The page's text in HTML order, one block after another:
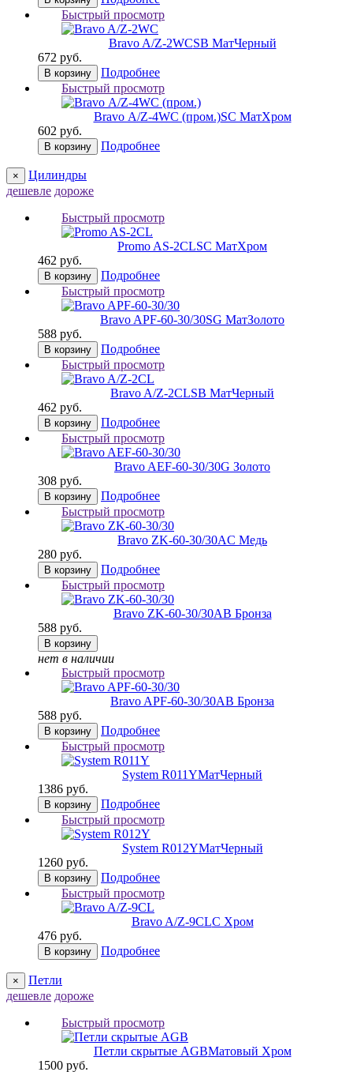
Быстрый просмотр
Bravo A/Z-2WCSB МатЧерный
672 руб.
В корзину
Подробнее
Быстрый просмотр
Bravo А/Z-4WC (пром.)SC МатХром
602 руб.
В корзину Подробнее
×
Цилиндры
дешевле дороже
Быстрый просмотр
Promo AS-2CLSC МатХром
462 руб.
В корзину
Подробнее
Быстрый просмотр
Bravo AРF-60-30/30SG МатЗолото
588 руб.
В корзину
Подробнее
Быстрый просмотр
Bravo A/Z-2CLSB МатЧерный
462 руб.
В корзину
Подробнее
Быстрый просмотр
Bravo AЕF-60-30/30G Золото
308 руб.
В корзину
Подробнее
Быстрый просмотр
Bravo ZK-60-30/30AC Медь
280 руб.
В корзину
Подробнее
Быстрый просмотр
Bravo ZK-60-30/30AB Бронза
588 руб.
В корзину
нет в наличии
Быстрый просмотр
Bravo AРF-60-30/30AB Бронза
588 руб.
В корзину
Подробнее
Быстрый просмотр
System R011YМатЧерный
1386 руб.
В корзину
Подробнее
Быстрый просмотр
System R012YМатЧерный
1260 руб.
В корзину
Подробнее
Быстрый просмотр
Bravo A/Z-9CLC Хром
476 руб.
В корзину Подробнее
×
Петли
дешевле дороже
Быстрый просмотр
Петли скрытые AGBМатовый Хром
1500 руб.